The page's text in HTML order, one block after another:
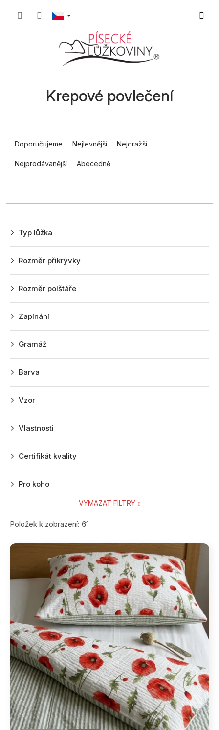
Krepové povlečení
a
í
r
d
k
Doporučujeme Nejlevnější Nejdražší
Nejprodávanější Abecedně
Typ lůžka
Barva
Zapínání
Gramáž
Rozměr polštáře
Rozměr přikrývky
Vzor
Vlastnosti
Certifikát kvality
Pro koho
VYMAZAT FILTRY
Položek k zobrazení: 61
V
o
d
u
k
ů